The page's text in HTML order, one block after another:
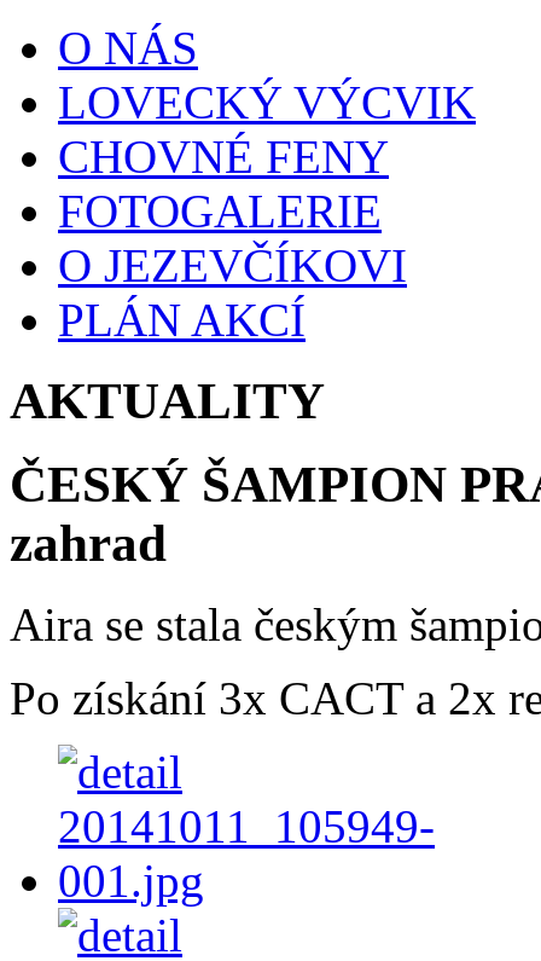
O NÁS
LOVECKÝ VÝCVIK
CHOVNÉ FENY
FOTOGALERIE
O JEZEVČÍKOVI
PLÁN AKCÍ
AKTUALITY
ČESKÝ ŠAMPION
zahrad
Aira se stala českým
Po získání 3x CACT a 2x